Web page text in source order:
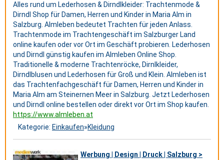
Alles rund um Lederhosen & Dirndlkleider: Trachtenmode &
Dirndl Shop für Damen, Herren und Kinder in Maria Alm in
Salzburg. Almleben bedeutet Trachten für jeden Anlass.
Trachtenmode im Trachtengeschäft im Salzburger Land
online kaufen oder vor Ort im Geschäft probieren. Lederhosen
und Dirndl günstig kaufen im Almleben Online Shop.
Traditionelle & moderne Trachtenröcke, Dirnlkleider,
Dirndlblusen und Lederhosen für Groß und Klein. Almleben ist
das Trachtenfachgeschäft für Damen, Herren und Kinder in
Maria Alm am Steinernen Meer in Salzburg. Jetzt Lederhosen
und Dirndl online bestellen oder direkt vor Ort im Shop kaufen.
https://www.almleben.at
Kategorie: Einkaufen»Kleidung
Werbung | Design | Druck | Salzburg >